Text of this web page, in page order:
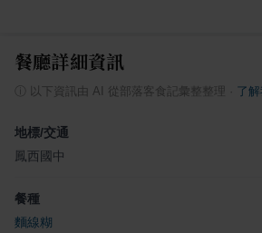
餐廳詳細資訊
ⓘ 以下資訊由 AI 從部落客食記彙整整理 了
地標/交通
鳳西國中
餐種
麵線糊